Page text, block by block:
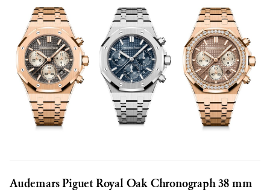
Audemars Piguet Royal Oak Chronograph 38 mm